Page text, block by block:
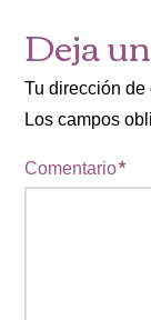
Deja
Tu dirección
Los campos
Comentario*